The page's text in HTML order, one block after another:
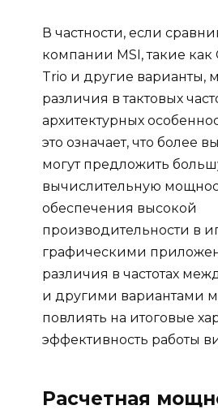
В частности, если
компании MSI, такие как
Trio и другие варианты,
различия в тактовых
архитектурных
это означает, что более
могут предложить
вычислительную
обеспечения высокой
производительности в
графическими
различия в частотах
и другими вариантами
повлиять на итоговые
эффективность работы
Расчетная